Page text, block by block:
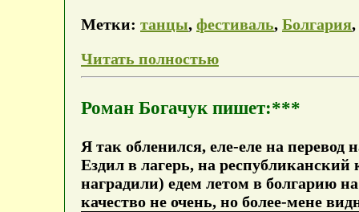
Метки: танцы, фестиваль, Болгария,
Читать полностью
Роман Богачук пишет:***
Я так обленился, еле-еле на
Ездил в лагерь, на республиканский
наградили) едем летом в болгарию
качество не очень, но более-мене